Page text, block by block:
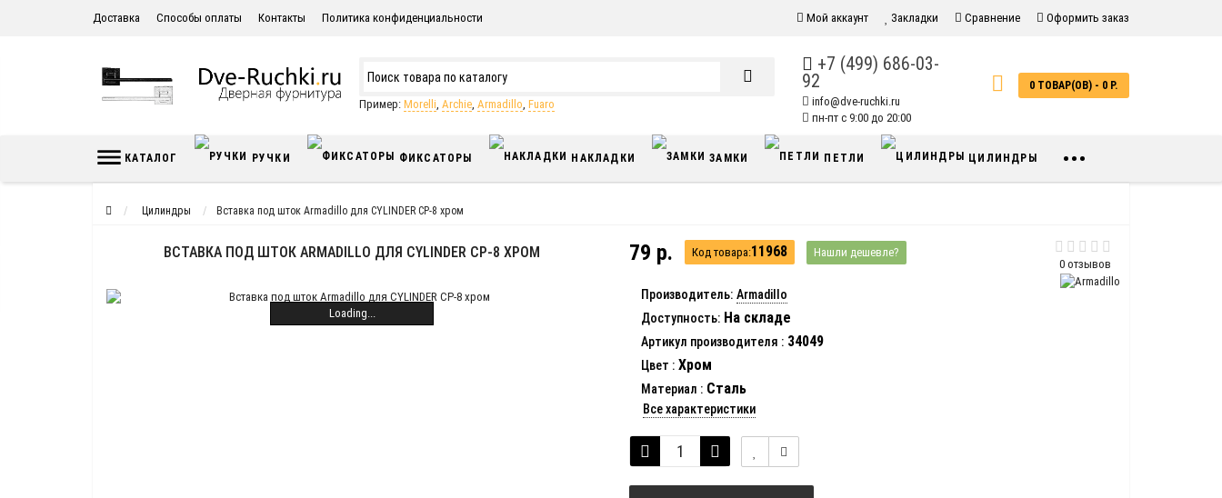
Доставка Способы оплаты Контакты Политика конфиденциальности Мой аккаунт Закладки Сравнение Оформить заказ
Пример: Morelli, Archie, Armadillo, Fuaro
+7 (499) 686-03-
92
info@dve-ruchki.ru
пн-пт с 9:00 до 20:00
0 ТОВАР(ОВ) - 0 Р.
КАТАЛОГ РУЧКИ ФИКСАТОРЫ НАКЛАДКИ ЗАМКИ ПЕТЛИ ЦИЛИНДРЫ •••
Цилиндры Вставка под шток Armadillo для CYLINDER СP-8 хром
ВСТАВКА ПОД ШТОК ARMADILLO ДЛЯ CYLINDER СP-8 ХРОМ
Loading...
0 отзывов
79 р. Код товара:11968 Нашли дешевле?
Производитель: Armadillo
Доступность: На складе
Артикул производителя : 34049
Цвет : Хром
Материал : Сталь
Все характеристики